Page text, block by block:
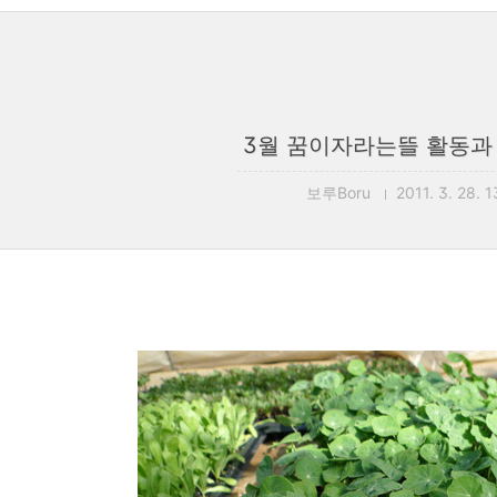
3월 꿈이자라는뜰 활동
보루Boru 2011. 3. 28.